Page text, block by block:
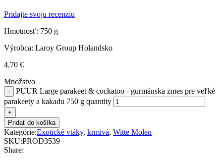
Pridajte svoju recenziu
Hmotnosť: 750 g
Výrobca: Laroy Group Holandsko
4,70 €
Množstvo
PUUR Large parakeet & cockatoo - gurmánska zmes pre veľké
parakeety a kakadu 750 g quantity
Pridať do košíka
Kategórie:Exotické vtáky, krmivá, Witte Molen
SKU:PROD3539
Share: